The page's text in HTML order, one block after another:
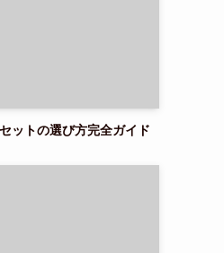
ットの選び方完全ガイド